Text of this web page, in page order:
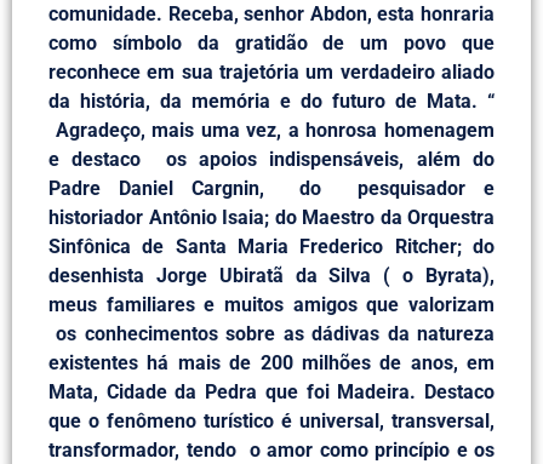
comunidade. Receba, senhor Abdon, esta honraria
como símbolo da gratidão de um povo que
reconhece em sua trajetória um verdadeiro aliado
da história, da memória e do futuro de Mata. “
Agradeço, mais uma vez, a honrosa homenagem
e destaco os apoios indispensáveis, além do
Padre Daniel Cargnin, do pesquisador e
historiador Antônio Isaia; do Maestro da Orquestra
Sinfônica de Santa Maria Frederico Ritcher; do
desenhista Jorge Ubiratã da Silva ( o Byrata),
meus familiares e muitos amigos que valorizam
os conhecimentos sobre as dádivas da natureza
existentes há mais de 200 milhões de anos, em
Mata, Cidade da Pedra que foi Madeira. Destaco
que o fenômeno turístico é universal, transversal,
transformador, tendo o amor como princípio e os